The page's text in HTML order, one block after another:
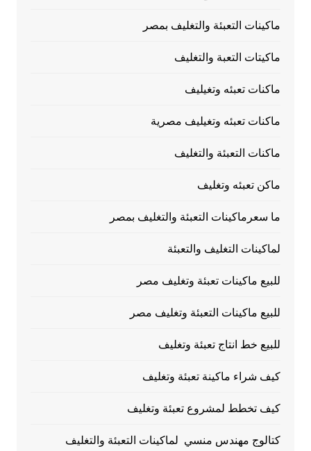
ماكينات التعبئة والتغليف بمصر
ماكيتات التعبة والتغليف
ماكنات تعبئه وتغيليف
ماكنات تعبئه وتغيليف مصرية
ماكنات التعبئة والتغليف
ماكن تعبئه وتغليف
ما سعرماكينات التعبئة والتغليف بمصر
لماكينات التغليف والتعبئة
للبيع ماكينات تعبئة وتغليف مصر
للبيع ماكينات التعبئة وتغليف مصر
للبيع خط انتاج تعبئة وتغليف
كيف شراء ماكينة تعبئة وتغليف
كيف تخطط لمشروع تعبئة وتغليف
كتالوج مهندس منسي لماكينات التعبئة والتغليف